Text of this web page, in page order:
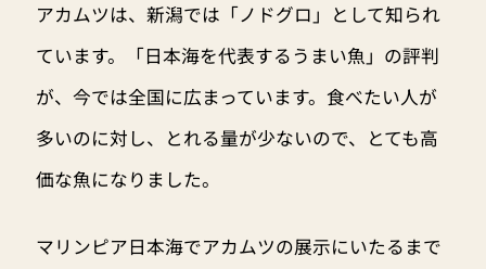
アカムツは、新潟では「ノドグロ」として知られ
ています。「日本海を代表するうまい魚」の評判
が、今では全国に広まっています。食べたい人が
多いのに対し、とれる量が少ないので、とても高
価な魚になりました。
マリンピア日本海でアカムツの展示にいたるまで